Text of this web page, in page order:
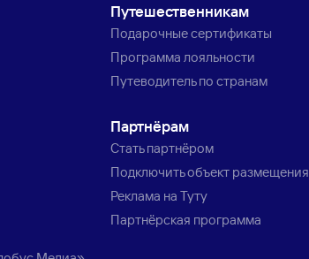
Путешественникам
Подарочные сертификаты
Программа лояльности
Путеводитель по странам
Партнёрам
Стать партнёром
Подключить объект размещения
Реклама на Туту
Партнёрская программа